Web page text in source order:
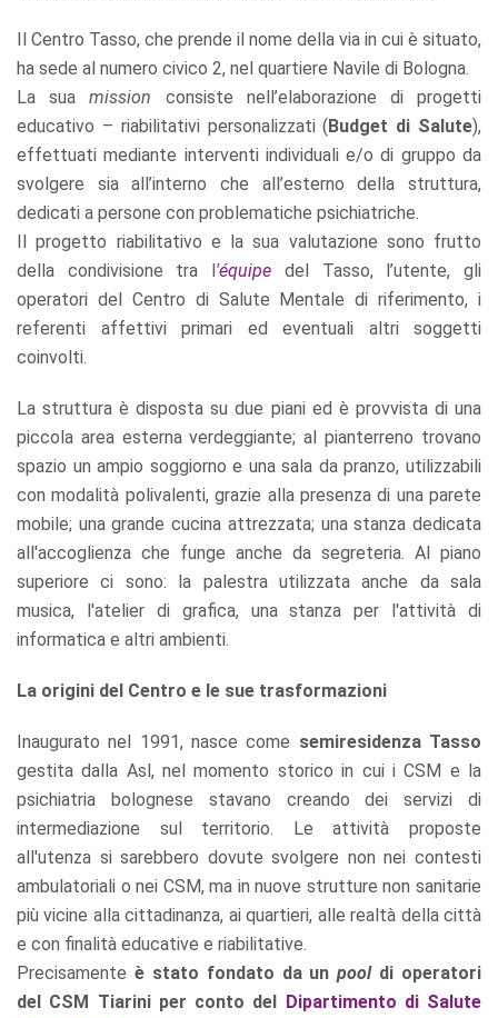
Il Centro Tasso, che prende il nome della via in cui è situato,
ha sede al numero civico 2, nel quartiere Navile di Bologna.
La suamission consiste nell’elaborazione di progetti
educativo – riabilitativi personalizzati (Budget di Salute),
effettuati mediante interventi individuali e/o di gruppo da
svolgere sia all’interno che all’esterno della struttura,
dedicati a persone con problematiche psichiatriche.
Il progetto riabilitativo e la sua valutazione sono frutto
della condivisione tra l'équipe del Tasso, l’utente, gli
operatori del Centro di Salute Mentale di riferimento, i
referenti affettivi primari ed eventuali altri soggetti
coinvolti.
La struttura è disposta su due piani ed è provvista di una
piccola area esterna verdeggiante; al pianterreno trovano
spazio un ampio soggiorno e una sala da pranzo, utilizzabili
con modalità polivalenti, grazie alla presenza di una parete
mobile; una grande cucina attrezzata; una stanza dedicata
all'accoglienza che funge anche da segreteria. Al piano
superiore ci sono: la palestra utilizzata anche da sala
musica, l'atelier di grafica, una stanza per l'attività di
informatica e altri ambienti.
La origini del Centro e le sue trasformazioni
Inaugurato nel 1991, nasce come semiresidenza Tasso
gestita dalla Asl, nel momento storico in cui i CSM e la
psichiatria bolognese stavano creando dei servizi di
intermediazione sul territorio. Le attività proposte
all'utenza si sarebbero dovute svolgere non nei contesti
ambulatoriali o nei CSM, ma in nuove strutture non sanitarie
più vicine alla cittadinanza, ai quartieri, alle realtà della città
e con finalità educative e riabilitative.
Precisamente è stato fondato da unpooldi operatori
del CSM Tiarini per conto del Dipartimento di Salute